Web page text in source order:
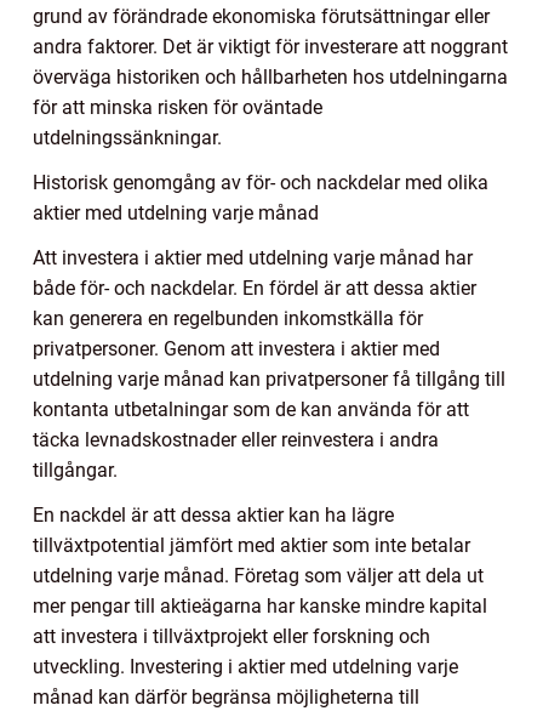
grund av förändrade ekonomiska förutsättningar eller
andra faktorer. Det är viktigt för investerare att noggrant
överväga historiken och hållbarheten hos utdelningarna
för att minska risken för oväntade
utdelningssänkningar.
Historisk genomgång av för- och nackdelar med olika
aktier med utdelning varje månad
Att investera i aktier med utdelning varje månad har
både för- och nackdelar. En fördel är att dessa aktier
kan generera en regelbunden inkomstkälla för
privatpersoner. Genom att investera i aktier med
utdelning varje månad kan privatpersoner få tillgång till
kontanta utbetalningar som de kan använda för att
täcka levnadskostnader eller reinvestera i andra
tillgångar.
En nackdel är att dessa aktier kan ha lägre
tillväxtpotential jämfört med aktier som inte betalar
utdelning varje månad. Företag som väljer att dela ut
mer pengar till aktieägarna har kanske mindre kapital
att investera i tillväxtprojekt eller forskning och
utveckling. Investering i aktier med utdelning varje
månad kan därför begränsa möjligheterna till